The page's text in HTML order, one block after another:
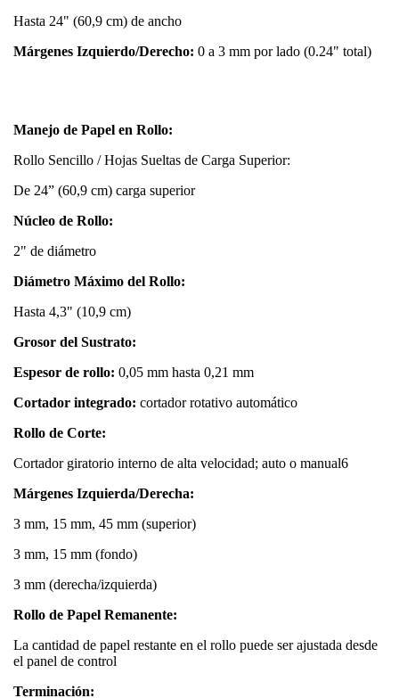
Hasta 24" (60,9 cm) de ancho
Márgenes Izquierdo/Derecho: 0 a 3 mm por lado (0.24" total)
Manejo de Papel en Rollo:
Rollo Sencillo / Hojas Sueltas de Carga Superior:
De 24” (60,9 cm) carga superior
Núcleo de Rollo:
2" de diámetro
Diámetro Máximo del Rollo:
Hasta 4,3" (10,9 cm)
Grosor del Sustrato:
Espesor de rollo: 0,05 mm hasta 0,21 mm
Cortador integrado: cortador rotativo automático
Rollo de Corte:
Cortador giratorio interno de alta velocidad; auto o manual6
Márgenes Izquierda/Derecha:
3 mm, 15 mm, 45 mm (superior)
3 mm, 15 mm (fondo)
3 mm (derecha/izquierda)
Rollo de Papel Remanente:
La cantidad de papel restante en el rollo puede ser ajustada desde
el panel de control
Terminación: